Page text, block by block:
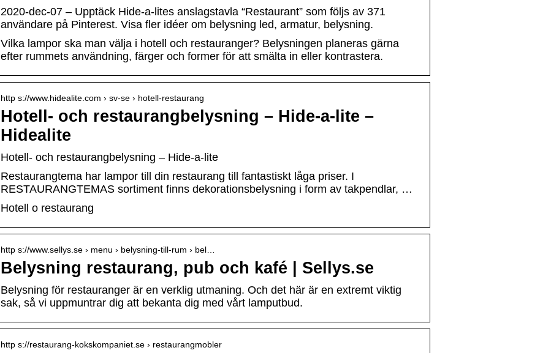
2020-dec-07 – Upptäck Hide-a-lites anslagstavla “Restaurant” som följs av 371
användare på Pinterest. Visa fler idéer om belysning led, armatur, belysning.
Vilka lampor ska man välja i hotell och restauranger? Belysningen planeras gärna
efter rummets användning, färger och former för att smälta in eller kontrastera.
http s://www.hidealite.com › sv-se › hotell-restaurang
Hotell- och restaurangbelysning – Hide-a-lite –
Hidealite
Hotell- och restaurangbelysning – Hide-a-lite
Restaurangtema har lampor till din restaurang till fantastiskt låga priser. I
RESTAURANGTEMAS sortiment finns dekorationsbelysning i form av takpendlar, …
Hotell o restaurang
http s://www.sellys.se › menu › belysning-till-rum › bel…
Belysning restaurang, pub och kafé | Sellys.se
Belysning för restauranger är en verklig utmaning. Och det här är en extremt viktig
sak, så vi uppmuntrar dig att bekanta dig med vårt lamputbud.
http s://restaurang-kokskompaniet.se › restaurangmobler